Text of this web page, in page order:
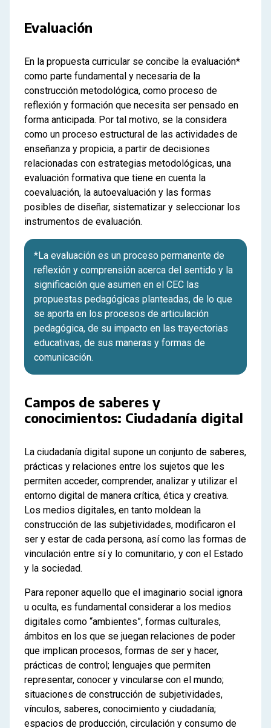
Evaluación
En la propuesta curricular se concibe la evaluación*
como parte fundamental y necesaria de la
construcción metodológica, como proceso de
reflexión y formación que necesita ser pensado en
forma anticipada. Por tal motivo, se la considera
como un proceso estructural de las actividades de
enseñanza y propicia, a partir de decisiones
relacionadas con estrategias metodológicas, una
evaluación formativa que tiene en cuenta la
coevaluación, la autoevaluación y las formas
posibles de diseñar, sistematizar y seleccionar los
instrumentos de evaluación.
*La evaluación es un proceso permanente de
reflexión y comprensión acerca del sentido y la
significación que asumen en el CEC las
propuestas pedagógicas planteadas, de lo que
se aporta en los procesos de articulación
pedagógica, de su impacto en las trayectorias
educativas, de sus maneras y formas de
comunicación.
Campos de saberes y
conocimientos: Ciudadanía digital
La ciudadanía digital supone un conjunto de saberes,
prácticas y relaciones entre los sujetos que les
permiten acceder, comprender, analizar y utilizar el
entorno digital de manera crítica, ética y creativa.
Los medios digitales, en tanto moldean la
construcción de las subjetividades, modificaron el
ser y estar de cada persona, así como las formas de
vinculación entre sí y lo comunitario, y con el Estado
y la sociedad.
Para reponer aquello que el imaginario social ignora
u oculta, es fundamental considerar a los medios
digitales como “ambientes”, formas culturales,
ámbitos en los que se juegan relaciones de poder
que implican procesos, formas de ser y hacer,
prácticas de control; lenguajes que permiten
representar, conocer y vincularse con el mundo;
situaciones de construcción de subjetividades,
vínculos, saberes, conocimiento y ciudadanía;
espacios de producción, circulación y consumo de